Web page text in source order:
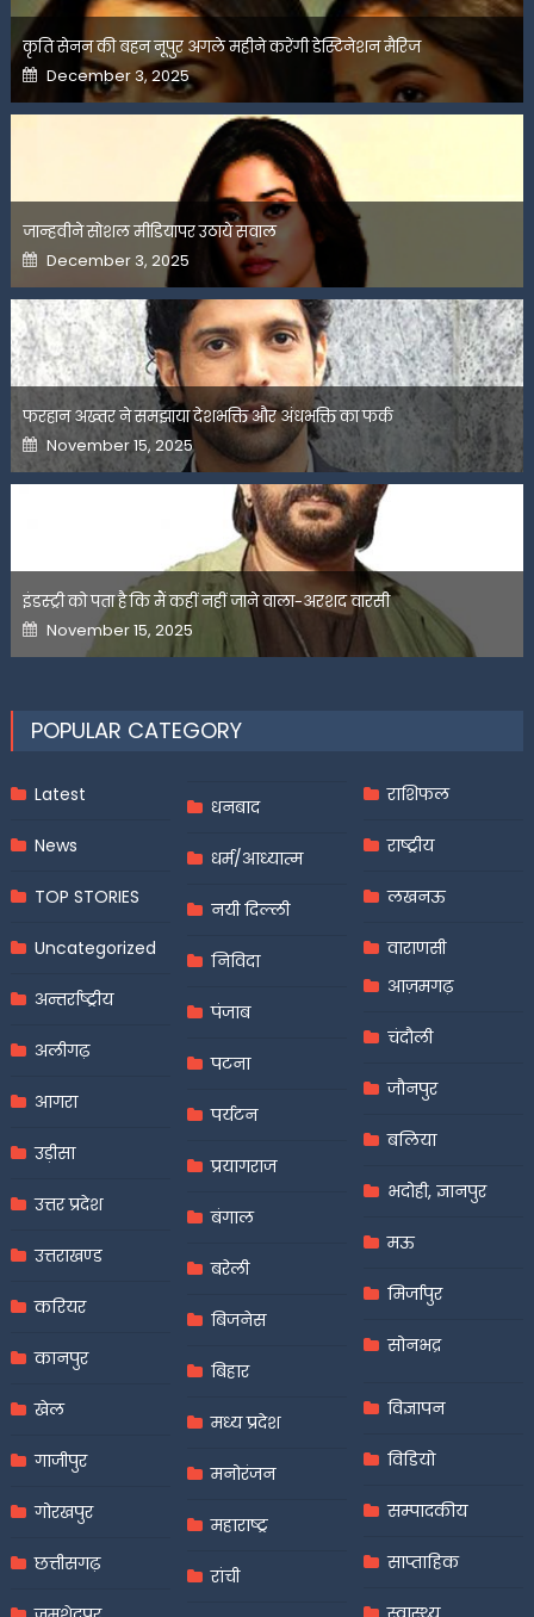
कृति सेनन की बहन नूपुर अगले महीने करेंगी डेस्टिनेशन मैरिज
Posted
on
December 3, 2025
जान्हवीने सोशल मीडियापर उठाये सवाल
Posted
on
December 3, 2025
फरहान अख्तर ने समझाया देशभक्ति और अंधभक्ति का फर्क
Posted
on
November 15, 2025
इंडस्ट्री को पता है कि मैं कहीं नहीं जाने वाला-अरशद वारसी
Posted
on
November 15, 2025
POPULAR CATEGORY
Latest
News
TOP STORIES
Uncategorized
अन्तर्राष्ट्रीय
अलीगढ़
आगरा
उड़ीसा
उत्तर प्रदेश
उत्तराखण्ड
करियर
कानपुर
खेल
गाजीपुर
गोरखपुर
छत्तीसगढ़
धनबाद
धर्म/आध्यात्म
नयी दिल्ली
निविदा
पंजाब
पटना
पर्यटन
प्रयागराज
बंगाल
बरेली
बिजनेस
बिहार
मध्य प्रदेश
मनोरंजन
महाराष्ट्र
रांची
राशिफल
राष्ट्रीय
लखनऊ
वाराणसी
आज़मगढ़
चंदौली
जौनपुर
बलिया
भदोही, ज्ञानपुर
मऊ
मिर्जापुर
सोनभद्र
विज्ञापन
विडियो
सम्पादकीय
साप्ताहिक